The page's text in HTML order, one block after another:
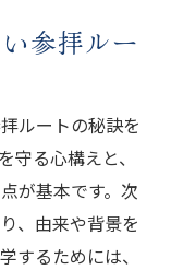
参拝ルー
ルートの秘訣を
る心構えと、
が基本です。次
、由来や背景を
するためには、